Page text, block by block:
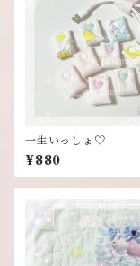
一生いっしょ♡
¥880